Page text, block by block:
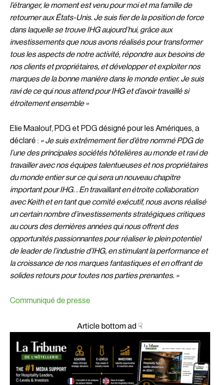
l’étranger, le moment est venu pour moi et ma famille de
retourner aux États-Unis. Je suis fier de la position de force
dans laquelle se trouve IHG aujourd’hui, grâce aux
investissements que nous avons réalisés pour transformer
tous les aspects de notre activité, répondre aux besoins de
nos clients et propriétaires, et développer et exploiter nos
marques de la bonne manière dans le monde entier. Je suis
ravi de ce qui nous attend pour IHG et d’avoir travaillé si
étroitement ensemble »
Elie Maalouf, PDG et PDG désigné pour les Amériques, a
déclaré : « Je suis extrêmement fier d’être nommé PDG de
l’une des principales sociétés hôtelières au monde et ravi de
travailler avec nos équipes talentueuses et nos propriétaires
du monde entier sur ce qui sera un nouveau chapitre
important pour IHG. . En travaillant en étroite collaboration
avec Keith et en tant que comité exécutif, nous avons réalisé
un certain nombre d’investissements stratégiques critiques
au cours des dernières années qui nous offrent des
opportunités passionnantes pour réaliser le plein potentiel
de leader de l’industrie d’IHG, en stimulant la performance et
la croissance de nos marques fantastiques et en offrant de
solides retours pour toutes nos parties prenantes. »
Communiqué de presse
Article bottom ad ☟